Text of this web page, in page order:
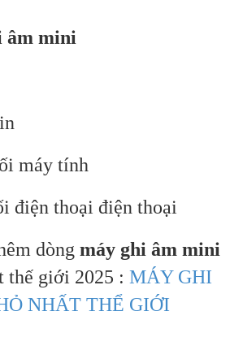
âm mini
máy tính
điện thoại điện thoại
dòng máy ghi âm mini
thế giới 2025 :MÁY GHI
NHẤT THỂ GIỚI